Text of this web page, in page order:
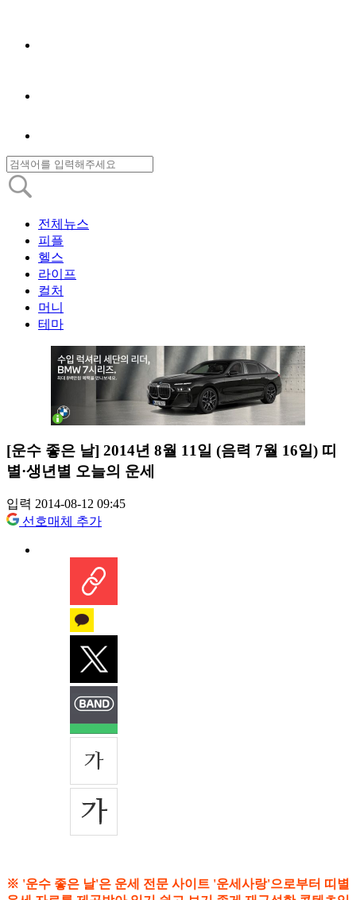
전체뉴스
피플
헬스
라이프
컬처
머니
테마
[운수 좋은 날] 2014년 8월 11일 (음력 7월 16일) 띠
별·생년별 오늘의 운세
입력 2014-08-12 09:45
선호매체 추가
※ '운수 좋은 날'은 운세 전문 사이트 '운세사랑'으로부터 띠별